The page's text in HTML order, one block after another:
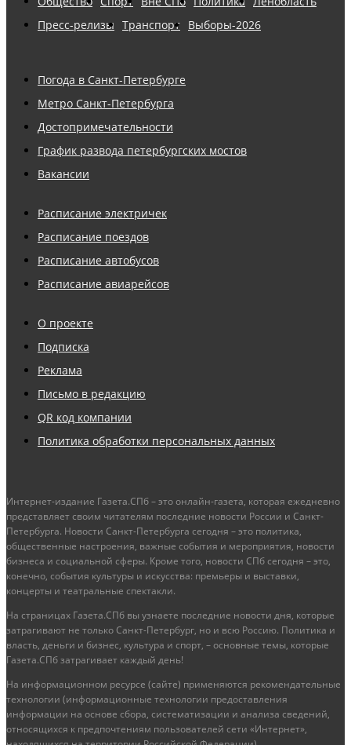
Пресс-релизы Транспорт Выборы-2026
Погода в Санкт-Петербурге
Метро Санкт-Петербурга
Достопримечательности
График развода петербургских мостов
Вакансии
Расписание электричек
Расписание поездов
Расписание автобусов
Расписание авиарейсов
О проекте
Подписка
Реклама
Письмо в редакцию
QR код компании
Политика обработки персональных данных
Интернет-издание Газета.СПб – это онлайн-газета, которая ежедневно
представляет своим читателям последние новости России и Санкт-
Петербурга. Новости Санкт-Петербурга сегодня – это политика,
общественные настроения, важные события и мероприятия, новости
бизнеса и социальной сферы. Кроме того, новости СПб сегодня – это,
конечно, события культуры и искусства: премьеры и выставки,
концерты и театральные спектакли.
На страницах Газета.СПб вы узнаете последние новости дня, которые
затрагивают не только Санкт-Петербург, но и всю Россию. Политика и
власть, деньги и бизнес, культура и спорт, – основные темы, которые
Газета.СПб затрагивает каждый день!
На информационном ресурсе (сайте) применяются рекомендательные
технологии (информационные технологии предоставления
информации на основе сбора, систематизации и анализа сведений,
относящихся к предпочтениям пользователей сети «Интернет»,